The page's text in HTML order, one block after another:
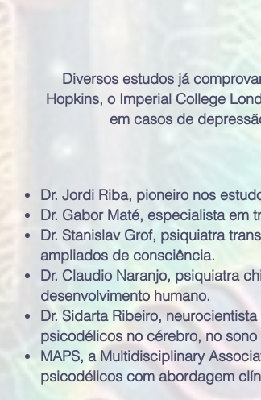
Diversos estudos já
Hopkins, o Imperial College
em casos de
Dr. Jordi Riba, pioneiro nos
Dr. Gabor Maté, especialista em
Dr. Stanislav Grof, psiquiatra
ampliados de consciência.
Dr. Claudio Naranjo, psiquiatra
desenvolvimento humano.
Dr. Sidarta Ribeiro,
psicodélicos no cérebro, no
MAPS, a Multidisciplinary
psicodélicos com abordagem